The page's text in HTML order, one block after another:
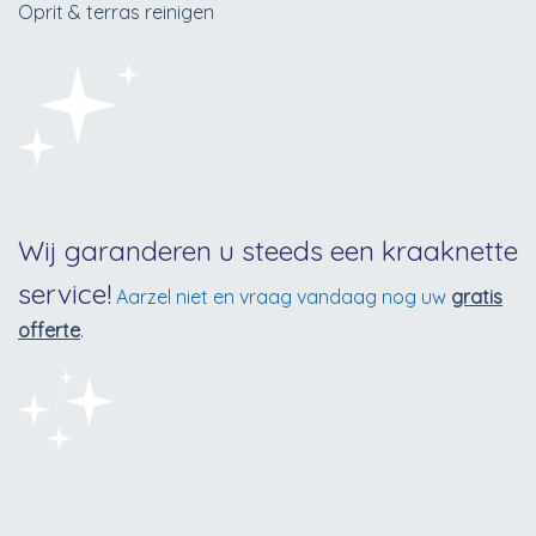
Oprit & terras reinigen
Wij garanderen u steeds een kraaknette
service! Aarzel niet en vraag vandaag nog uw gratis
offerte.